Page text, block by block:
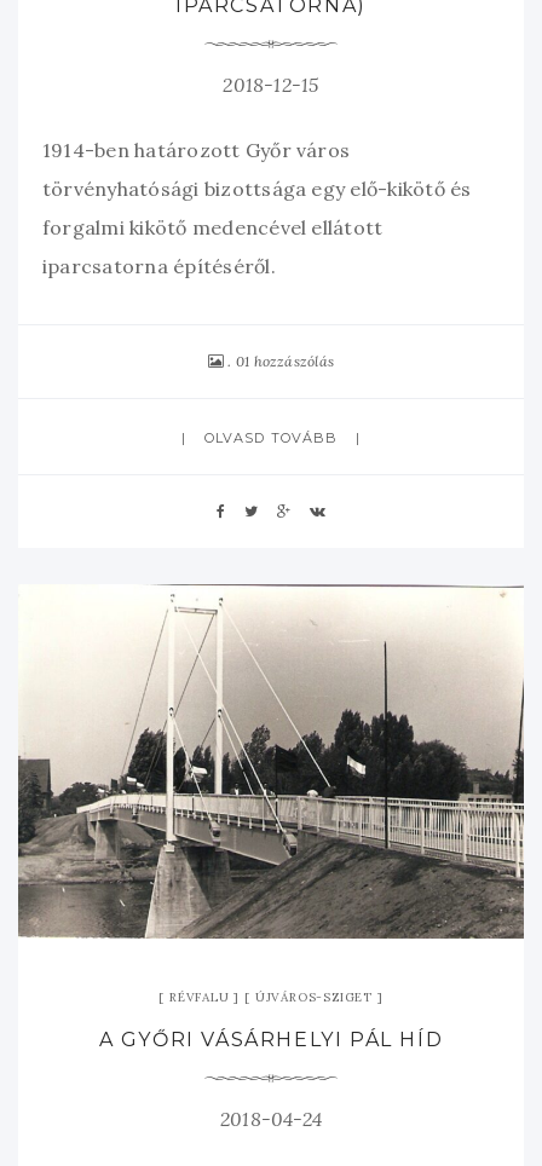
IPARCSATORNA)
2018-12-15
1914-ben határozott Győr város
törvényhatósági bizottsága egy elő-kikötő és
forgalmi kikötő medencével ellátott
iparcsatorna építéséről.
01 hozzászólás
OLVASD TOVÁBB
RÉVFALU ÚJVÁROS-SZIGET
A GYŐRI VÁSÁRHELYI PÁL HÍD
2018-04-24